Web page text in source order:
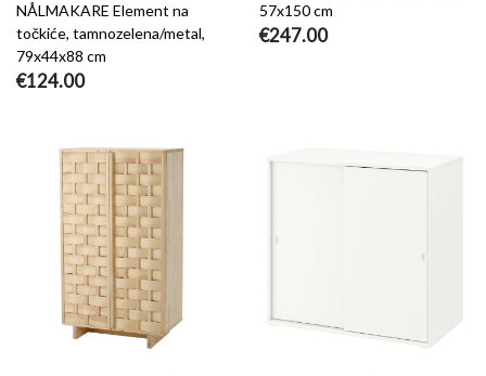
NÅLMAKARE Element na
točkiće, tamnozelena/metal,
79x44x88 cm
€124.00
57x150 cm
€247.00